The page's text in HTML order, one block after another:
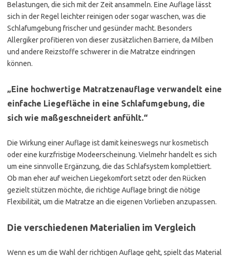
Belastungen, die sich mit der Zeit ansammeln. Eine Auflage lässt
sich in der Regel leichter reinigen oder sogar waschen, was die
Schlafumgebung frischer und gesünder macht. Besonders
Allergiker profitieren von dieser zusätzlichen Barriere, da Milben
und andere Reizstoffe schwerer in die Matratze eindringen
können.
„Eine hochwertige Matratzenauflage verwandelt eine
einfache Liegefläche in eine Schlafumgebung, die
sich wie maßgeschneidert anfühlt.“
Die Wirkung einer Auflage ist damit keineswegs nur kosmetisch
oder eine kurzfristige Modeerscheinung. Vielmehr handelt es sich
um eine sinnvolle Ergänzung, die das Schlafsystem komplettiert.
Ob man eher auf weichen Liegekomfort setzt oder den Rücken
gezielt stützen möchte, die richtige Auflage bringt die nötige
Flexibilität, um die Matratze an die eigenen Vorlieben anzupassen.
Die verschiedenen Materialien im Vergleich
Wenn es um die Wahl der richtigen Auflage geht, spielt das Material